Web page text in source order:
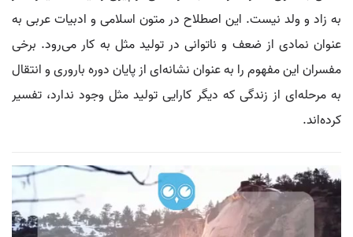
به زاد و ولد نیست. این اصطلاح در متون اسلامی و ادبیات عربی به
عنوان نمادی از ضعف و ناتوانی در تولید مثل به کار می‌رود. برخی
مفسران این مفهوم را به عنوان نشانه‌ای از پایان دوره باروری و انتقال
به مرحله‌ای از زندگی که دیگر کارایی تولید مثل وجود ندارد، تفسیر
کرده‌اند.